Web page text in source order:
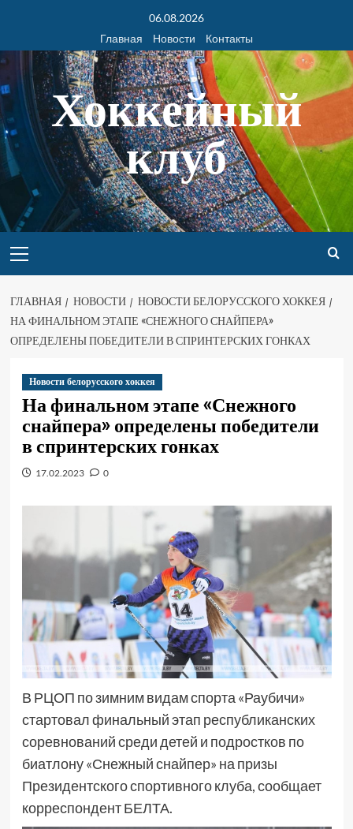
06.08.2026
Главная
Новости Контакты
Хоккейный
клуб
ГЛАВНАЯ НОВОСТИ
НОВОСТИ БЕЛОРУССКОГО ХОККЕЯ
НА ФИНАЛЬНОМ ЭТАПЕ «СНЕЖНОГО СНАЙПЕРА»
ОПРЕДЕЛЕНЫ ПОБЕДИТЕЛИ В СПРИНТЕРСКИХ ГОНКАХ
Новости белорусского хоккея
На финальном этапе «Снежного
снайпера» определены победители
в спринтерских гонках
17.02.2023 0
В РЦОП по зимним видам спорта «Раубичи»
стартовал финальный этап республиканских
соревнований среди детей и подростков по
биатлону «Снежный снайпер» на призы
Президентского спортивного клуба, сообщает
корреспондент БЕЛТА.